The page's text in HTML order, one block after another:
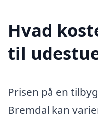
Hvad
til
Prisen på en
Bremdal kan